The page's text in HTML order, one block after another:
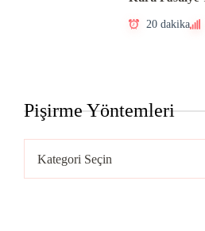
20 dakika
Pişirme Yöntemleri
Yöntemleri